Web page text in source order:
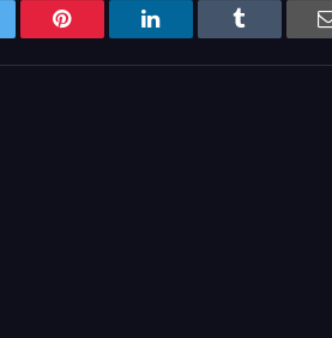
Pinterest LinkedIn